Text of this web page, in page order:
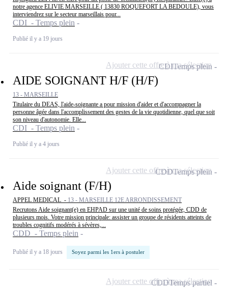
notre agence ELIVIE MARSEILLE ( 13830 ROQUEFORT LA BEDOULE), vous
interviendrez sur le secteur marseillais pour...
CDI - Temps plein
Publié il y a 19 jours
AIDE SOIGNANT H/F (H/F)
13 - MARSEILLE
Titulaire du DEAS, l'aide-soignante a pour mission d'aider et d'accompagner la
personne âgée dans l'accomplissement des gestes de la vie quotidienne, quel que soit
son niveau d'autonomie. Elle...
CDI - Temps plein
Publié il y a 4 jours
CDITemps plein
Ajouter cette offre à ma sélection
Aide soignant (F/H)
APPEL MEDICAL - 13 - MARSEILLE 12E ARRONDISSEMENT
Recrutons Aide soignant(e) en EHPAD sur une unité de soins protégée, CDD de
plusieurs mois. Votre mission principale: assister un groupe de résidents atteints de
troubles cognitifs modérés à sévères,...
CDD - Temps plein
Publié il y a 18 jours Soyez parmi les 1ers à postuler
CDDTemps plein
Ajouter cette offre à ma sélection
CDDTemps partiel
Ajouter cette offre à ma sélection